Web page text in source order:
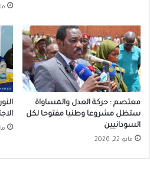
مايو
معتصم : حركة العدل والمساواة
ستظل مشروعا وطنيا مفتوحا لكل
السودانيين
مايو 22, 2026
مايو